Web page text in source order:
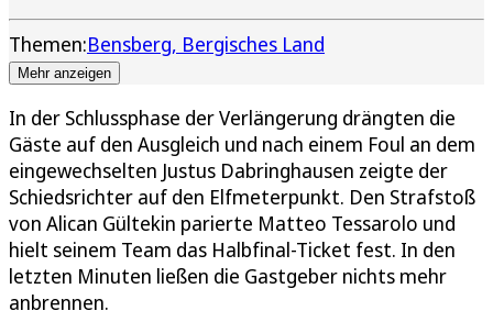
Themen:Bensberg Bergisches Land
Mehr anzeigen
In der Schlussphase der Verlängerung drängten die
Gäste auf den Ausgleich und nach einem Foul an dem
eingewechselten Justus Dabringhausen zeigte der
Schiedsrichter auf den Elfmeterpunkt. Den Strafstoß
von Alican Gültekin parierte Matteo Tessarolo und
hielt seinem Team das Halbfinal-Ticket fest. In den
letzten Minuten ließen die Gastgeber nichts mehr
anbrennen.